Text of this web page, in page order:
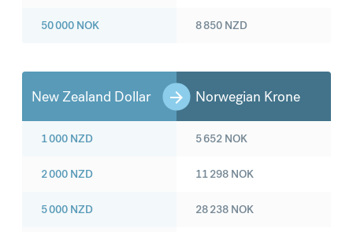
50 000 NOK 8 850 NZD
New Zealand Dollar Norwegian Krone
1 000 NZD
2 000 NZD
5 000 NZD
5 652 NOK
11 298 NOK
28 238 NOK